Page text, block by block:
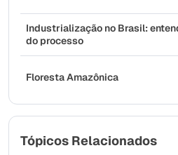
Industrialização no Brasil:
do processo
Floresta Amazônica
Tópicos Relacionados